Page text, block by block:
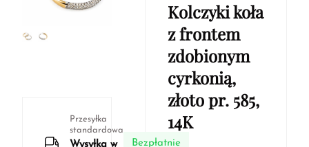
Przesyłka
standardowa
Wysyłka w
Bezpłatnie
Kolczyki koła
z frontem
zdobionym
cyrkonią,
złoto pr. 585,
14K